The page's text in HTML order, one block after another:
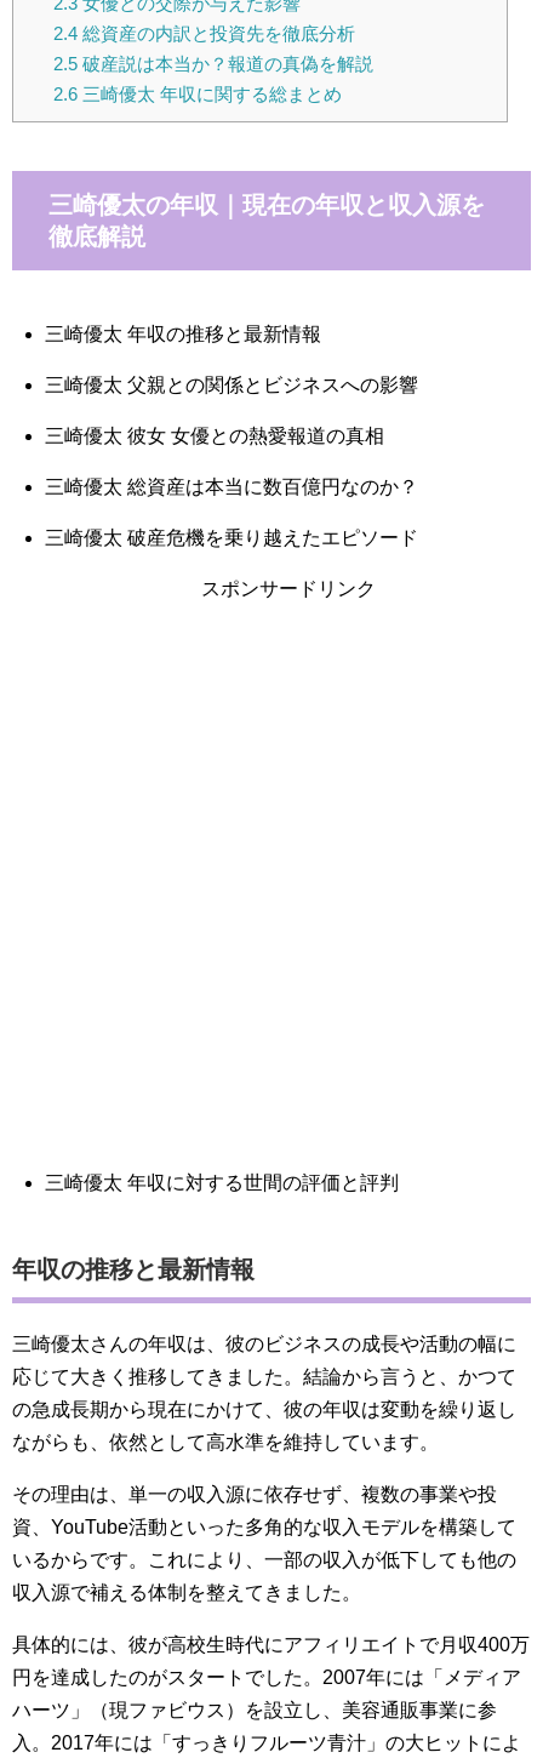
2.4総資産の内訳と投資先を徹底分析
2.5破産説は本当か？報道の真偽を解説
2.6三崎優太 年収に関する総まとめ
三崎優太の年収｜現在の年収と収入源を
徹底解説
三崎優太 年収の推移と最新情報
三崎優太 父親との関係とビジネスへの影響
三崎優太 彼女 女優との熱愛報道の真相
三崎優太 総資産は本当に数百億円なのか？
三崎優太 破産危機を乗り越えたエピソード
スポンサードリンク
三崎優太 年収に対する世間の評価と評判
年収の推移と最新情報
三崎優太さんの年収は、彼のビジネスの成長や活動の幅に
応じて大きく推移してきました。結論から言うと、かつて
の急成長期から現在にかけて、彼の年収は変動を繰り返し
ながらも、依然として高水準を維持しています。
その理由は、単一の収入源に依存せず、複数の事業や投
資、YouTube活動といった多角的な収入モデルを構築して
いるからです。これにより、一部の収入が低下しても他の
収入源で補える体制を整えてきました。
具体的には、彼が高校生時代にアフィリエイトで月収400万
円を達成したのがスタートでした。2007年には「メディア
ハーツ」（現ファビウス）を設立し、美容通販事業に参
入。2017年には「すっきりフルーツ青汁」の大ヒットによ